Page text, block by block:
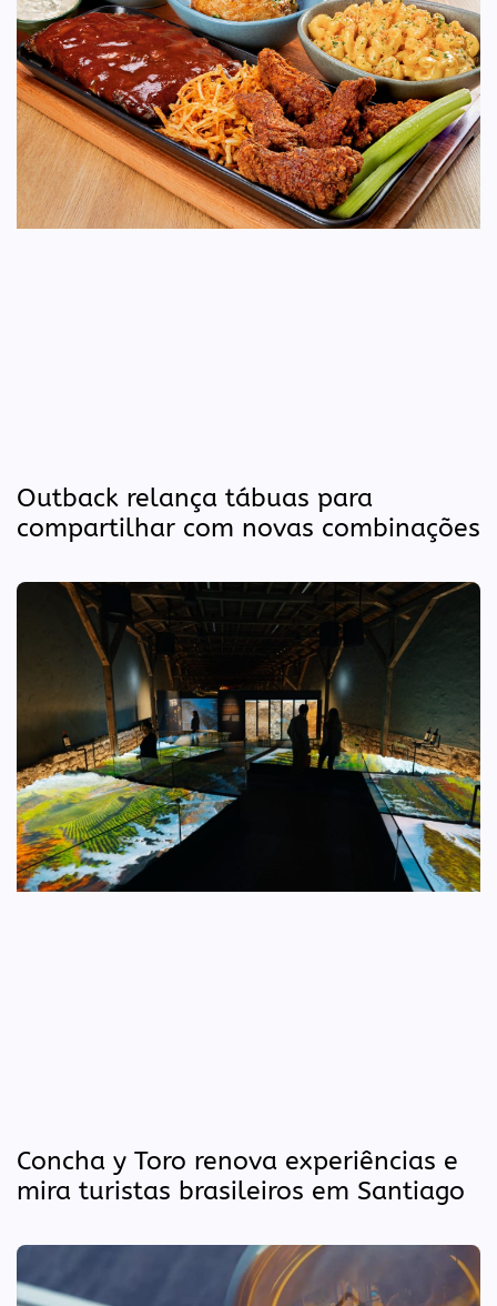
Outback relança tábuas para
compartilhar com novas combinações
Concha y Toro renova experiências e
mira turistas brasileiros em Santiago